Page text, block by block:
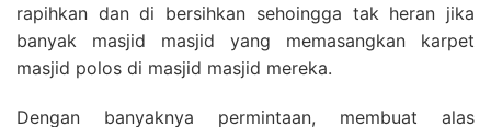
rapihkan dan di bersihkan sehoingga tak heran jika
banyak masjid masjid yang memasangkan karpet
masjid polos di masjid masjid mereka.
Dengan banyaknya permintaan, membuat alas